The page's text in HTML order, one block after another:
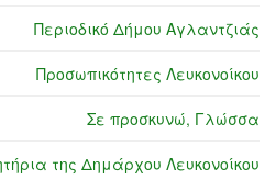
Περιοδικό Δήμου Αγλαντζιάς
Προσωπικότητες Λευκονοίκου
Σε προσκυνώ, Γλώσσα
της Δημάρχου Λευκονοίκου